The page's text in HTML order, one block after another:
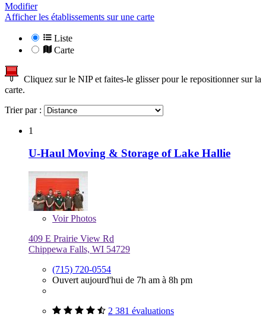
Modifier
Afficher les établissements sur une carte
Liste
Carte
Cliquez sur le NIP et faites-le glisser pour le repositionner sur la
carte.
Trier par :
1
U-Haul Moving & Storage of Lake Hallie
VoirPhotos
409 E Prairie View Rd
Chippewa Falls, WI 54729
(715) 720-0554
Ouvert aujourd'hui de 7h am à 8h pm
2 381 évaluations